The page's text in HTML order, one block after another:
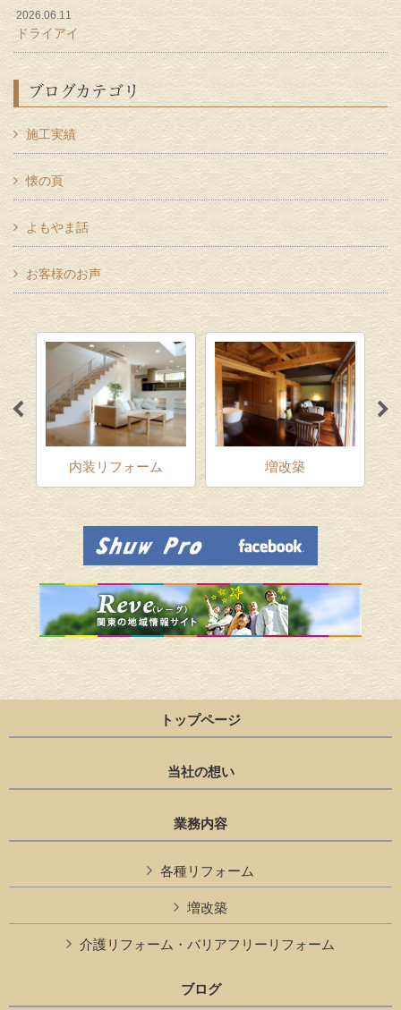
2026.06.11
ドライアイ
ブログカテゴリ
施工実績
懐の頁
よもやま話
お客様のお声
内装リフォーム 増改築
トップページ
当社の想い
業務内容
各種リフォーム
増改築
介護リフォーム・バリアフリーリフォーム
ブログ